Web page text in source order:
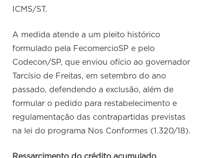
ICMS/ST.
A medida atende a um pleito histórico
formulado pela FecomercioSP e pelo
Codecon/SP, que enviou ofício ao governador
Tarcísio de Freitas, em setembro do ano
passado, defendendo a exclusão, além de
formular o pedido para restabelecimento e
regulamentação das contrapartidas previstas
na lei do programa Nos Conformes (1.320/18).
Ressarcimento do crédito acumulado